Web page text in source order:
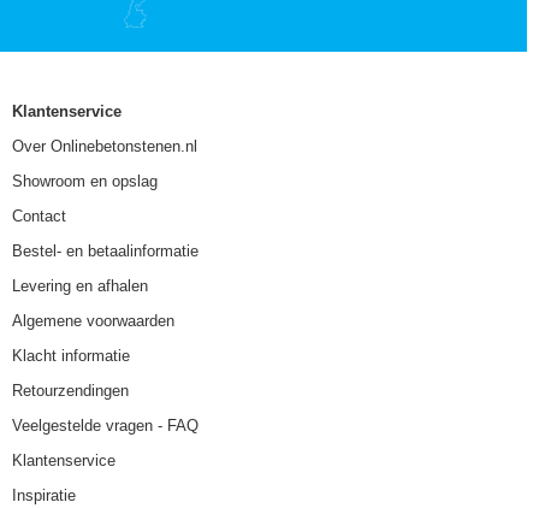
Klantenservice
Over Onlinebetonstenen.nl
Showroom en opslag
Contact
Bestel- en betaalinformatie
Levering en afhalen
Algemene voorwaarden
Klacht informatie
Retourzendingen
Veelgestelde vragen - FAQ
Klantenservice
Inspiratie